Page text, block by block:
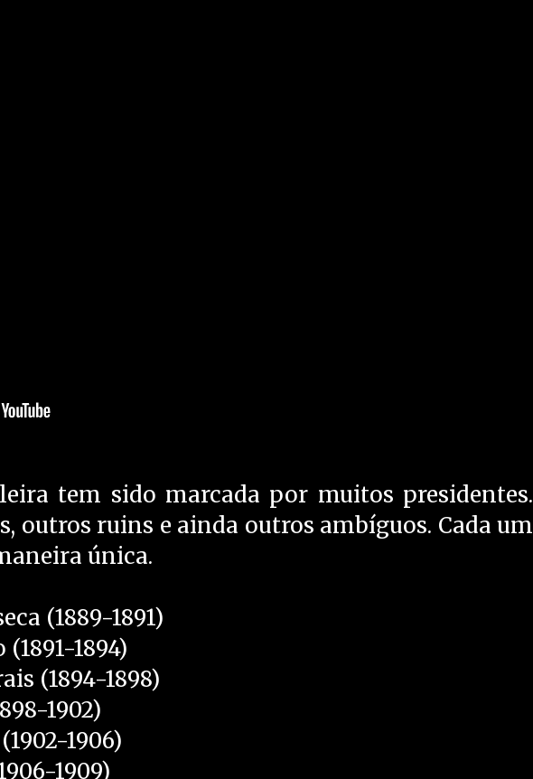
tem sido marcada por muitos presidentes.
outros ruins e ainda outros ambíguos. Cada um
única.
(1889-1891)
1894)
(1894-1898)
1902)
1906)
1909)